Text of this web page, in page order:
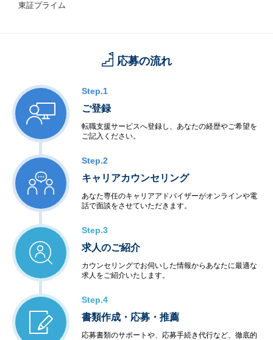
東証プライム
応募の流れ
Step.1
ご登録
転職支援サービスへ登録し、あなたの経歴やご希望を
ご記入ください。
Step.2
キャリアカウンセリング
あなた専任のキャリアアドバイザーがオンラインや電
話で面談をさせていただきます。
Step.3
求人のご紹介
カウンセリングでお伺いした情報からあなたに最適な
求人をご紹介いたします。
Step.4
書類作成・応募・推薦
応募書類のサポートや、応募手続き代行など、徹底的